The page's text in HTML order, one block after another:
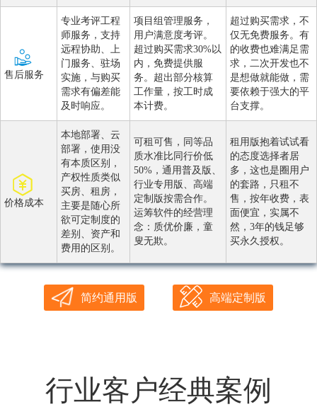
售后服务
专业考评工程
师服务，支持
远程协助、上
门服务、驻场
实施，与购买
需求有偏差能
及时响应。
项目组管理服务，
用户满意度考评。
超过购买需求30%以
内，免费提供服
务。超出部分核算
工作量，按工时成
本计费。
超过购买需求，不
仅无免费服务。有
的收费也难满足需
求，二次开发也不
是想做就能做，需
要依赖于强大的平
台支撑。
价格成本
本地部署、云
部署，使用没
有本质区别，
产权性质类似
买房、租房，
主要是随心所
欲可定制度的
差别、资产和
费用的区别。
可租可售，同等品
质水准比同行价低
50%，通用普及版、
行业专用版、高端
定制版按需合作。
运筹软件的经营理
念：质优价廉，童
叟无欺。
租用版抱着试试看
的态度选择者居
多，这也是圈用户
的套路，只租不
售，按年收费，表
面便宜，实属不
然，3年的钱足够
买永久授权。
简约通用版 高端定制版
行业客户经典案例